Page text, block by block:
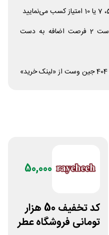
با دعوت و پذیرش هر دوست 2 فرصت اضافه به دست
50,000
کد تخفیف 50 هزار
تومانی فروشگاه عطر